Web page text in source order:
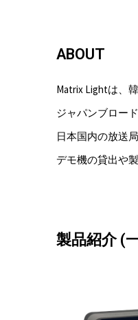
ABOUT
Matrix Lightは、
ジャパンブロー
日本国内の放送
デモ機の貸出や
製品紹介 (